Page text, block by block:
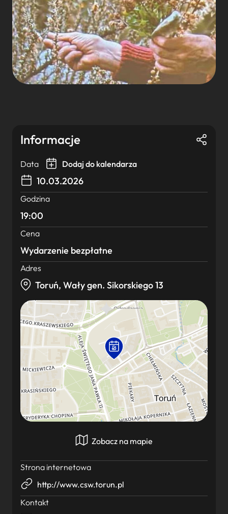
Informacje
Data Dodaj do kalendarza
10.03.2026
Godzina
19:00
Cena
Wydarzenie bezpłatne
Adres
Toruń, Wały gen. Sikorskiego 13
Zobacz na mapie
Strona internetowa
http://www.csw.torun.pl
Kontakt